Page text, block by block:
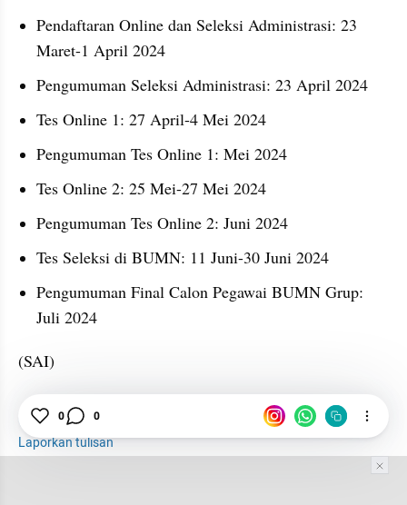
Pendaftaran Online dan Seleksi Administrasi: 23
Maret-1 April 2024
Pengumuman Seleksi Administrasi: 23 April 2024
Tes Online 1: 27 April-4 Mei 2024
Pengumuman Tes Online 1: Mei 2024
Tes Online 2: 25 Mei-27 Mei 2024
Pengumuman Tes Online 2: Juni 2024
Tes Seleksi di BUMN: 11 Juni-30 Juni 2024
Pengumuman Final Calon Pegawai BUMN Grup:
Juli 2024
(SAI)
Passing Grade
Kementerian BUMN
Laporkan tulisan
0 0